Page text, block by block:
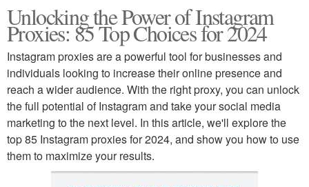
Unlocking the Power of Instagram
Proxies: 85 Top Choices for 2024
Instagram proxies are a powerful tool for businesses and
individuals looking to increase their online presence and
reach a wider audience. With the right proxy, you can unlock
the full potential of Instagram and take your social media
marketing to the next level. In this article, we'll explore the
top 85 Instagram proxies for 2024, and show you how to use
them to maximize your results.